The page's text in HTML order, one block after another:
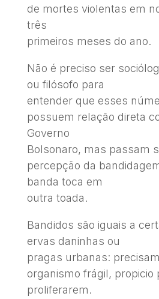
de mortes violentas em
três
primeiros meses do ano.
Não é preciso ser
ou filósofo para
entender que esses
possuem relação direta
Governo
Bolsonaro, mas passam
percepção da
banda toca em
outra toada.
Bandidos são iguais a
ervas daninhas ou
pragas urbanas:
organismo frágil, propicio
proliferarem.